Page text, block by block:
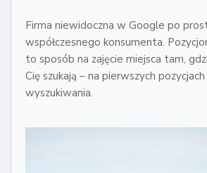
Firma niewidoczna w Google po
współczesnego konsumenta.
to sposób na zajęcie miejsca tam,
Cię szukają – na pierwszych
wyszukiwania.